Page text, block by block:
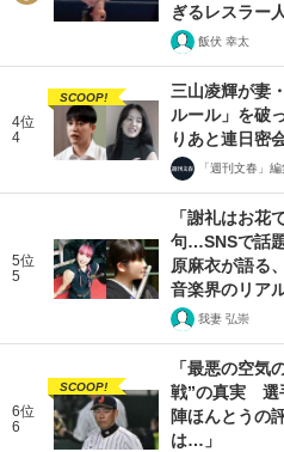
ぎるレスラー
飯伏 幸太
4位
4
SCOOP!
三山凌輝が妻
ルール」を破
りあと連日密
「週刊文春」
5位
5
「謝礼はお花
句…SNSで話
原麻衣が語る
音楽界のリア
我妻 弘崇
6位
6
SCOOP!
「最悪の空気
戦”の真実 選
陣ほんとうの
は…」